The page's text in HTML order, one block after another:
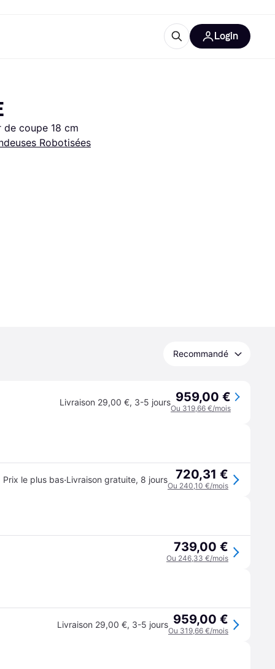
Login
de coupe 18 cm
Robotisées
Recommandé
Livraison 29,00 €, 3-5 jours 959,00 €
Ou 319,66 €/mois
Prix le plus bas·Livraison gratuite, 8 jours 720,31 €
Ou 240,10 €/mois
739,00 €
Ou 246,33 €/mois
Livraison 29,00 €, 3-5 jours 959,00 €
Ou 319,66 €/mois